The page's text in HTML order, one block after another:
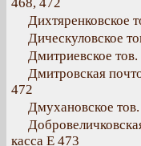
Дихтяренковское
Дическуловское
Дмитриевское
Дмитровская
472
Дмухановское
касса Е 473